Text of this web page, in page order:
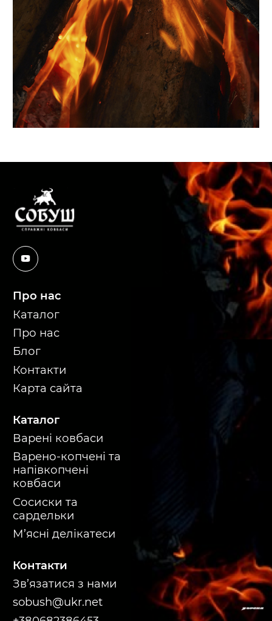
Про нас
Каталог
Про нас
Блог
Контакти
Карта сайта
Каталог
Варені ковбаси
Варено-копчені та
напівкопчені
ковбаси
Сосиски та
сардельки
М’ясні делікатеси
Контакти
Зв’язатися з нами
sobush@ukr.net